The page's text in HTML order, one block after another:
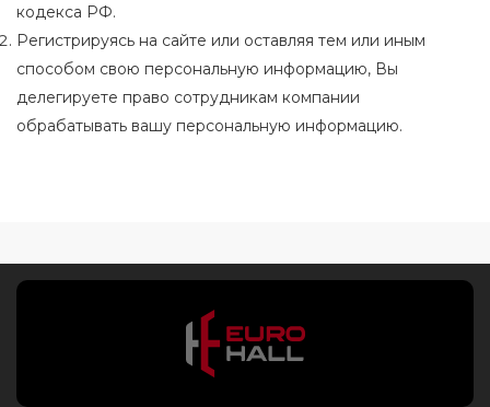
кодекса РФ.
Регистрируясь на сайте или оставляя тем или иным
способом свою персональную информацию, Вы
делегируете право сотрудникам компании
обрабатывать вашу персональную информацию.